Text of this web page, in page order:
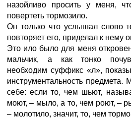
назойливо просить у меня,
повертеть тормозило.
Он только что услышал слово
повторяет его, приделал к нему
Это ило было для меня
мальчик, а как тонко
необходим суффикс «л»,
инструментальность предмета.
себе: если то, чем шьют,
моют, – мыло, а то, чем роют, –
– молотило, значит, то, чем